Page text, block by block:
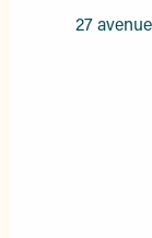
27